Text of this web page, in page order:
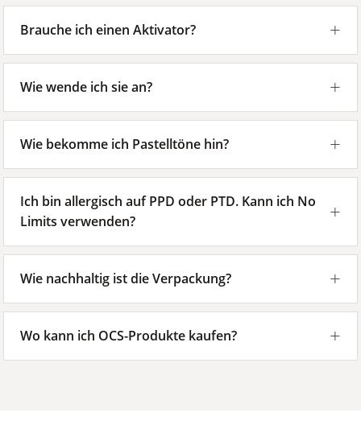
Brauche ich einen Aktivator?
Wie wende ich sie an?
Wie bekomme ich Pastelltöne hin?
Ich bin allergisch auf PPD oder PTD. Kann ich No
Limits verwenden?
Wie nachhaltig ist die Verpackung?
Wo kann ich OCS-Produkte kaufen?